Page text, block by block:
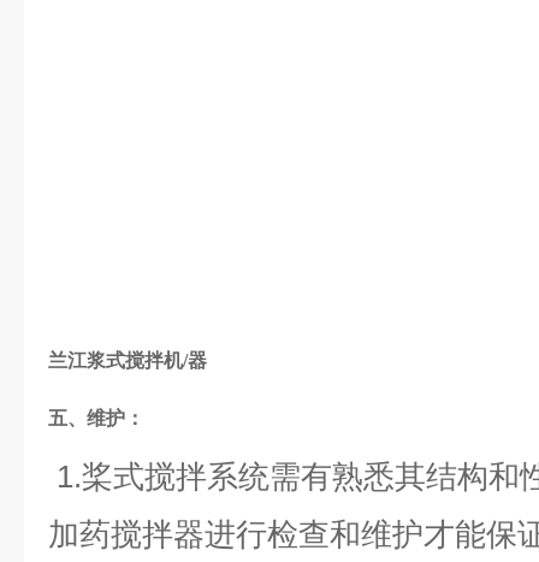
兰江浆式搅拌机/器
五、维护：
1.桨式搅拌系统需有熟悉其结构和
加药搅拌器进行检查和维护才能